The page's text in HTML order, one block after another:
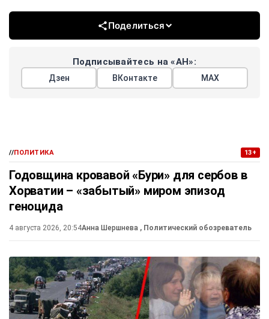
Поделиться
Подписывайтесь на «АН»:
Дзен ВКонтакте МАХ
//ПОЛИТИКА 13+
Годовщина кровавой «Бури» для сербов в
Хорватии – «забытый» миром эпизод
геноцида
4 августа 2026, 20:54Анна Шершнева , Политический обозреватель